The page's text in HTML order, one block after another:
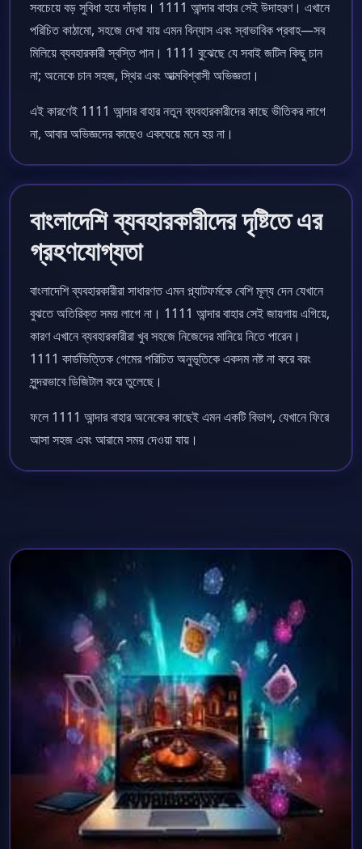
সবচেয়ে বড় সুবিধা হয়ে দাঁড়ায়। 1111 আন্দার বাহার সেই উদাহরণ। এখানে
পরিচিত কাঠামো, সহজে দেখা যায় এমন বিন্যাস এবং স্বাভাবিক প্রবাহ—সব
মিলিয়ে ব্যবহারকারী স্বস্তি পান। 1111 বুঝেছে যে সবাই জটিল কিছু চান
না; অনেকে চান সহজ, স্থির এবং আত্মবিশ্বাসী অভিজ্ঞতা।
এই কারণেই 1111 আন্দার বাহার নতুন ব্যবহারকারীদের কাছে ভীতিকর লাগে
না, আবার অভিজ্ঞদের কাছেও একঘেয়ে মনে হয় না।
বাংলাদেশি ব্যবহারকারীদের দৃষ্টিতে এর
গ্রহণযোগ্যতা
বাংলাদেশি ব্যবহারকারীরা সাধারণত এমন প্ল্যাটফর্মকে বেশি মূল্য দেন যেখানে
বুঝতে অতিরিক্ত সময় লাগে না। 1111 আন্দার বাহার সেই জায়গায় এগিয়ে,
কারণ এখানে ব্যবহারকারীরা খুব সহজে নিজেদের মানিয়ে নিতে পারেন।
1111 কার্ডভিত্তিক গেমের পরিচিত অনুভূতিকে একদম নষ্ট না করে বরং
সুন্দরভাবে ডিজিটাল করে তুলেছে।
ফলে 1111 আন্দার বাহার অনেকের কাছেই এমন একটি বিভাগ, যেখানে ফিরে
আসা সহজ এবং আরামে সময় দেওয়া যায়।